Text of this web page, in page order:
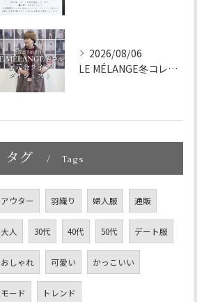
2026/08/06
LE MÉLANGE冬コレクション展示会ライブダイジェスト
タグ Tags
アウター 羽織り 婦人服 通販
大人 30代 40代 50代 デート服
おしゃれ 可愛い かっこいい
モード トレンド